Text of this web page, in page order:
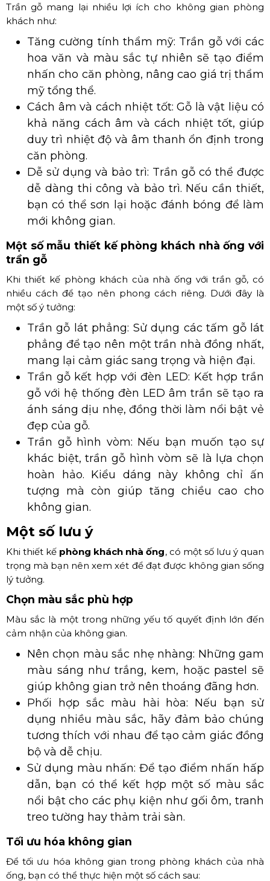
Trần gỗ mang lại nhiều lợi ích cho không gian phòng
khách như:
Tăng cường tính thẩm mỹ: Trần gỗ với các
hoa văn và màu sắc tự nhiên sẽ tạo điểm
nhấn cho căn phòng, nâng cao giá trị thẩm
mỹ tổng thể.
Cách âm và cách nhiệt tốt: Gỗ là vật liệu có
khả năng cách âm và cách nhiệt tốt, giúp
duy trì nhiệt độ và âm thanh ổn định trong
căn phòng.
Dễ sử dụng và bảo trì: Trần gỗ có thể được
dễ dàng thi công và bảo trì. Nếu cần thiết,
bạn có thể sơn lại hoặc đánh bóng để làm
mới không gian.
Một số mẫu thiết kế phòng khách nhà ống với
trần gỗ
Khi thiết kế phòng khách của nhà ống với trần gỗ, có
nhiều cách để tạo nên phong cách riêng. Dưới đây là
một số ý tưởng:
Trần gỗ lát phẳng: Sử dụng các tấm gỗ lát
phẳng để tạo nên một trần nhà đồng nhất,
mang lại cảm giác sang trọng và hiện đại.
Trần gỗ kết hợp với đèn LED: Kết hợp trần
gỗ với hệ thống đèn LED âm trần sẽ tạo ra
ánh sáng dịu nhẹ, đồng thời làm nổi bật vẻ
đẹp của gỗ.
Trần gỗ hình vòm: Nếu bạn muốn tạo sự
khác biệt, trần gỗ hình vòm sẽ là lựa chọn
hoàn hảo. Kiểu dáng này không chỉ ấn
tượng mà còn giúp tăng chiều cao cho
không gian.
Một số lưu ý
Khi thiết kế phòng khách nhà ống, có một số lưu ý quan
trọng mà bạn nên xem xét để đạt được không gian sống
lý tưởng.
Chọn màu sắc phù hợp
Màu sắc là một trong những yếu tố quyết định lớn đến
cảm nhận của không gian.
Nên chọn màu sắc nhẹ nhàng: Những gam
màu sáng như trắng, kem, hoặc pastel sẽ
giúp không gian trở nên thoáng đãng hơn.
Phối hợp sắc màu hài hòa: Nếu bạn sử
dụng nhiều màu sắc, hãy đảm bảo chúng
tương thích với nhau để tạo cảm giác đồng
bộ và dễ chịu.
Sử dụng màu nhấn: Để tạo điểm nhấn hấp
dẫn, bạn có thể kết hợp một số màu sắc
nổi bật cho các phụ kiện như gối ôm, tranh
treo tường hay thảm trải sàn.
Tối ưu hóa không gian
Để tối ưu hóa không gian trong phòng khách của nhà
ống, bạn có thể thực hiện một số cách sau: